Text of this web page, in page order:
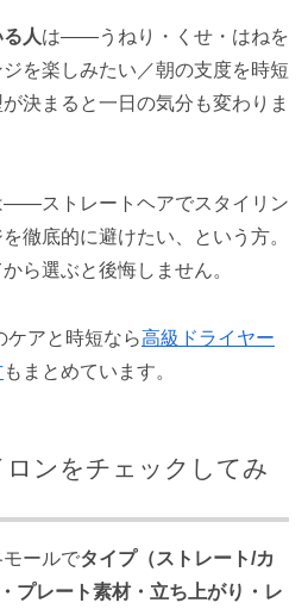
人は——うねり・くせ・はねを
を楽しみたい／朝の支度を時短
決まると一日の気分も変わりま
——ストレートヘアでスタイリン
徹底的に避けたい、という方。
ら選ぶと後悔しません。
ケアと時短なら高級ドライヤー
もまとめています。
ンをチェックしてみ
ールでタイプ（ストレート/カ
プレート素材・立ち上がり・レ